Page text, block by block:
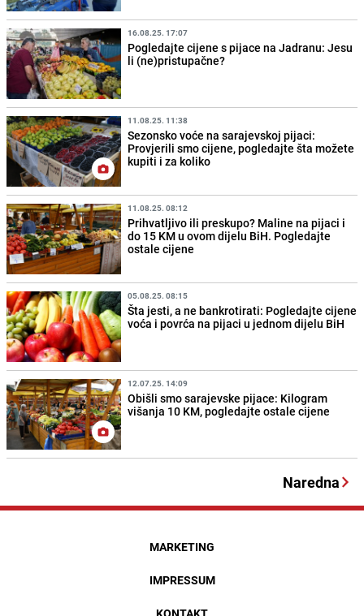
16.08.25. 17:07
Pogledajte cijene s pijace na Jadranu: Jesu
li (ne)pristupačne?
11.08.25. 11:38
Sezonsko voće na sarajevskoj pijaci:
Provjerili smo cijene, pogledajte šta možete
kupiti i za koliko
11.08.25. 08:12
Prihvatljivo ili preskupo? Maline na pijaci i
do 15 KM u ovom dijelu BiH. Pogledajte
ostale cijene
05.08.25. 08:15
Šta jesti, a ne bankrotirati: Pogledajte cijene
voća i povrća na pijaci u jednom dijelu BiH
12.07.25. 14:09
Obišli smo sarajevske pijace: Kilogram
višanja 10 KM, pogledajte ostale cijene
Naredna
MARKETING
IMPRESSUM